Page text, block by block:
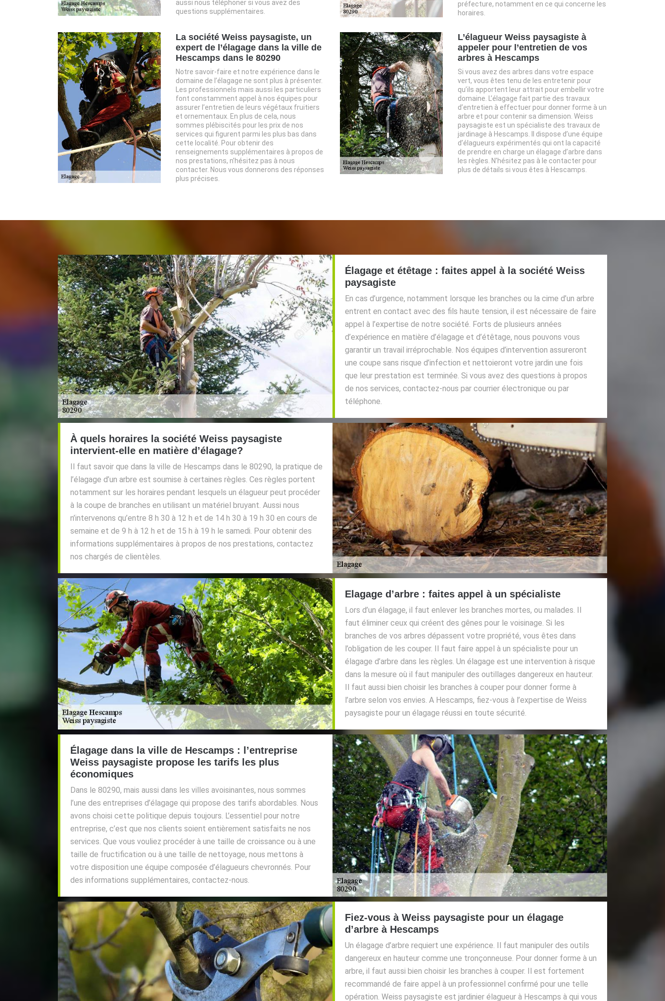
aussi nous téléphoner si vous avez des
questions supplémentaires.
préfecture, notamment en ce qui concerne les
horaires.
La société Weiss paysagiste, un
expert de l’élagage dans la ville de
Hescamps dans le 80290
Notre savoir-faire et notre expérience dans le
domaine de l’élagage ne sont plus à présenter.
Les professionnels mais aussi les particuliers
font constamment appel à nos équipes pour
assurer l’entretien de leurs végétaux fruitiers
et ornementaux. En plus de cela, nous
sommes plébiscités pour les prix de nos
services qui figurent parmi les plus bas dans
cette localité. Pour obtenir des
renseignements supplémentaires à propos de
nos prestations, n’hésitez pas à nous
contacter. Nous vous donnerons des réponses
plus précises.
L’élagueur Weiss paysagiste à
appeler pour l’entretien de vos
arbres à Hescamps
Si vous avez des arbres dans votre espace
vert, vous êtes tenu de les entretenir pour
qu’ils apportent leur attrait pour embellir votre
domaine. L’élagage fait partie des travaux
d’entretien à effectuer pour donner forme à un
arbre et pour contenir sa dimension. Weiss
paysagiste est un spécialiste des travaux de
jardinage à Hescamps. Il dispose d’une équipe
d’élagueurs expérimentés qui ont la capacité
de prendre en charge un élagage d’arbre dans
les règles. N’hésitez pas à le contacter pour
plus de détails si vous êtes à Hescamps.
Élagage et étêtage : faites appel à la société Weiss
paysagiste
En cas d’urgence, notamment lorsque les branches ou la cime d’un arbre
entrent en contact avec des fils haute tension, il est nécessaire de faire
appel à l’expertise de notre société. Forts de plusieurs années
d’expérience en matière d’élagage et d’étêtage, nous pouvons vous
garantir un travail irréprochable. Nos équipes d’intervention assureront
une coupe sans risque d’infection et nettoieront votre jardin une fois
que leur prestation est terminée. Si vous avez des questions à propos
de nos services, contactez-nous par courrier électronique ou par
téléphone.
À quels horaires la société Weiss paysagiste
intervient-elle en matière d’élagage?
Il faut savoir que dans la ville de Hescamps dans le 80290, la pratique de
l’élagage d’un arbre est soumise à certaines règles. Ces règles portent
notamment sur les horaires pendant lesquels un élagueur peut procéder
à la coupe de branches en utilisant un matériel bruyant. Aussi nous
n’intervenons qu’entre 8 h 30 à 12 h et de 14 h 30 à 19 h 30 en cours de
semaine et de 9 h à 12 h et de 15 h à 19 h le samedi. Pour obtenir des
informations supplémentaires à propos de nos prestations, contactez
nos chargés de clientèles.
Elagage d’arbre : faites appel à un spécialiste
Lors d’un élagage, il faut enlever les branches mortes, ou malades. Il
faut éliminer ceux qui créent des gênes pour le voisinage. Si les
branches de vos arbres dépassent votre propriété, vous êtes dans
l’obligation de les couper. Il faut faire appel à un spécialiste pour un
élagage d’arbre dans les règles. Un élagage est une intervention à risque
dans la mesure où il faut manipuler des outillages dangereux en hauteur.
Il faut aussi bien choisir les branches à couper pour donner forme à
l’arbre selon vos envies. A Hescamps, fiez-vous à l’expertise de Weiss
paysagiste pour un élagage réussi en toute sécurité.
Élagage dans la ville de Hescamps : l’entreprise
Weiss paysagiste propose les tarifs les plus
économiques
Dans le 80290, mais aussi dans les villes avoisinantes, nous sommes
l’une des entreprises d’élagage qui propose des tarifs abordables. Nous
avons choisi cette politique depuis toujours. L’essentiel pour notre
entreprise, c’est que nos clients soient entièrement satisfaits ne nos
services. Que vous vouliez procéder à une taille de croissance ou à une
taille de fructification ou à une taille de nettoyage, nous mettons à
votre disposition une équipe composée d’élagueurs chevronnés. Pour
des informations supplémentaires, contactez-nous.
Fiez-vous à Weiss paysagiste pour un élagage
d’arbre à Hescamps
Un élagage d’arbre requiert une expérience. Il faut manipuler des outils
dangereux en hauteur comme une tronçonneuse. Pour donner forme à un
arbre, il faut aussi bien choisir les branches à couper. Il est fortement
recommandé de faire appel à un professionnel confirmé pour une telle
opération. Weiss paysagiste est jardinier élagueur à Hescamps à qui vous